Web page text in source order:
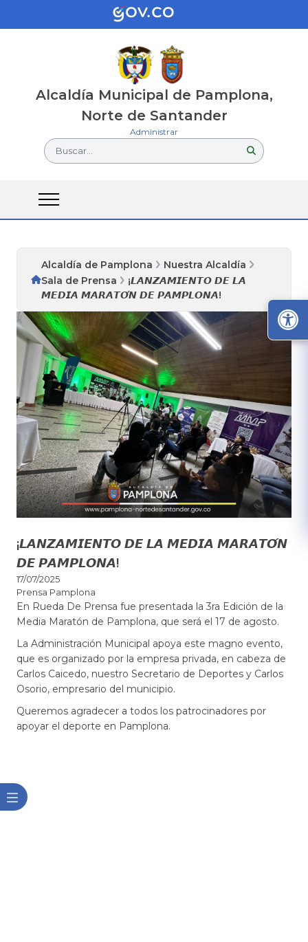
Alcaldía Municipal de Pamplona,
Norte de Santander
Administrar
Buscar...
Alcaldía de Pamplona
Nuestra Alcaldía
Sala de Prensa
¡𝙇𝘼𝙉𝙕𝘼𝙈𝙄𝙀𝙉𝙏𝙊 𝘿𝙀 𝙇𝘼
𝙈𝙀𝘿𝙄𝘼 𝙈𝘼𝙍𝘼𝙏𝙊́𝙉 𝘿𝙀 𝙋𝘼𝙈𝙋𝙇𝙊𝙉𝘼!
¡𝙇𝘼𝙉𝙕𝘼𝙈𝙄𝙀𝙉𝙏𝙊 𝘿𝙀 𝙇𝘼 𝙈𝙀𝘿𝙄𝘼 𝙈𝘼𝙍𝘼𝙏𝙊́𝙉
𝘿𝙀 𝙋𝘼𝙈𝙋𝙇𝙊𝙉𝘼!
17/07/2025
Prensa Pamplona
​En Rueda De Prensa fue presentada la 3ra Edición de la
Media Maratón de Pamplona, que será el 17 de agosto.
La Administración Municipal apoya este magno evento,
que es organizado por la empresa privada, en cabeza de
Carlos Caicedo, nuestro Secretario de Deportes y Carlos
Osorio, empresario del municipio.
Queremos agradecer a todos los patrocinadores por
apoyar el deporte en Pamplona. ​